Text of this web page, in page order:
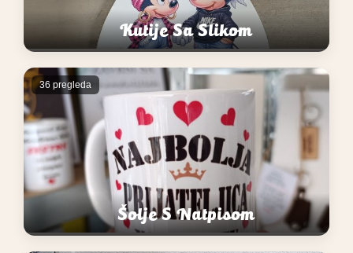
Kutije Sa Slikom
36 pregleda
Šolje S Natpisom